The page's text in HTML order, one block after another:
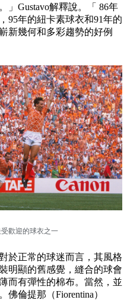
」Gustavo解釋說。「 86年
95年的紐卡素球衣和91年的
新幾何和多彩趨勢的好例
歡迎的球衣之一
於正常的球迷而言，其風格
明顯的舊感覺，縫合的球會
而有彈性的棉布。當然，並
倫提那（Fiorentina）